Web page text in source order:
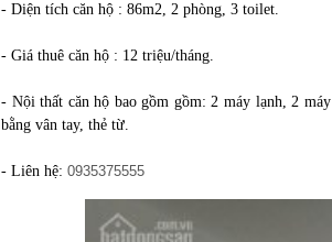
- Diện tích căn hộ : 86m2, 2 phòng, 3 toilet.
- Giá thuê căn hộ : 12 triệu/tháng.
- Nội thất căn hộ bao gồm gồm: 2 máy lạnh, 2
bằng vân tay, thẻ từ.
- Liên hệ: 0935375555